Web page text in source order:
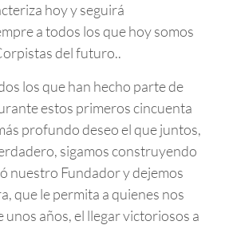
hoy y seguirá
a todos los que hoy somos
del futuro..
los que han hecho parte de
estos primeros cincuenta
profundo deseo el que juntos,
sigamos construyendo
nuestro Fundador y dejemos
que le permita a quienes nos
unos años, el llegar victoriosos a